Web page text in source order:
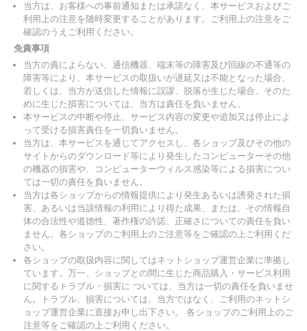
当方は、お客様への事前通知または承諾なく、本サービスおよびご
利用上の注意を随時変更することがあります。ご利用上の注意をご
確認のうえご利用ください。
免責事項
当方の責によらない、通信機器、端末等の障害及び回線の不通等の
障害等により、本サービスの取扱いが遅延又は不能となった場合、
若しくは、当方が送信した情報に誤謬、脱落が生じた場合、そのた
めに生じた損害については、当方は責任を負いません。
本サービスの中断や停止、サービス内容の変更や追加又は停止によ
って受ける損害責任を一切負いません。
当方は、本サービスを通じてアクセスし、各ショップ及びその他の
サイトからのダウンロード等により発生したコンピューターその他
の機器の損害や、コンピューターウィルス感染等による損害につい
ては一切の責任を負いません。
当方は各ショップからの情報提供により発生あるいは誘発された損
害、あるいは当該情報の利用により得た成果、または、その情報自
体の合法性や道徳性、著作権の許諾、正確さについての責任を負い
ません。各ショップのご利用上のご注意等をご確認の上ご利用くだ
さい。
各ショップの取扱内容に関してはネットショップ運営企業に準拠し
ています。万一、ショップとの間に生じた商品購入・サービス利用
に関するトラブル・損害に ついては、当方は一切の責任を負いませ
ん。トラブル、損害については、当方ではなく、ご利用のネットシ
ョップ運営企業に直接お申し出下さい。 各ショップのご利用上のご
注意等をご確認の上ご利用ください。